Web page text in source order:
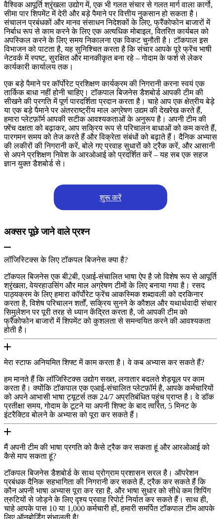
वैश्विक आपूर्ति श्रृंखला उद्योग में, एक भी गलत संचार से गलत मार्ग वाला कार्गो,
सीमा पार शिपमेंट में देरी और बड़े पैमाने पर वित्तीय नुकसान हो सकता है।
संचालन प्रबंधकों और मानव संसाधन निदेशकों के लिए, फ्रैंकोफोन बाजारों में
निर्बाध रूप से काम करने के लिए एक अत्यधिक मोबाइल, वितरित कार्यबल को
अपस्किल करने के लिए समय निकालना एक विकट चुनौती है। टॉकपाल इस
विभाजन को पाटता है, यह सुनिश्चित करता है कि संचार आपके पूरे फ्रेंच भाषी
नेटवर्क में स्पष्ट, सुरक्षित और मानकीकृत बना रहे – गोदाम के फर्श से लेकर
कार्यकारी कार्यालय तक।
एक बड़े पैमाने पर कॉर्पोरेट प्रशिक्षण कार्यक्रम की निगरानी करना स्वयं एक
तार्किक बाधा नहीं होनी चाहिए। टॉकपाल बिजनेस डैशबोर्ड आपकी टीम की
सीखने की प्रगति में पूर्ण पारदर्शिता प्रदान करता है। चाहे आप एक क्षेत्रीय बेड़े
या एक बड़े पैमाने पर अंतरराष्ट्रीय माल अग्रेषण उद्यम की देखरेख करते हैं,
हमारा प्लेटफ़ॉर्म आपकी सटीक आवश्यकताओं के अनुरूप है। अपनी टीम की
फ़्रेंच दक्षता को बढ़ाकर, आप सक्रिय रूप से परिचालन बाधाओं को कम करते हैं,
पारगमन समय को तेज करते हैं और विक्रेता संबंधों को बढ़ाते हैं। दैनिक अभ्यास
की लकीरों की निगरानी करें, बोले गए प्रवाह सुधारों को ट्रैक करें, और आसानी
से अपने प्रशिक्षण निवेश के आरओआई को प्रदर्शित करें – यह सब एक सहज
ज्ञान युक्त डैशबोर्ड से।
शुरू करें
अक्सर पूछे जाने वाले प्रश्न
लॉजिस्टिक्स के लिए टॉकपल बिजनेस क्या है?
टॉकपल बिजनेस एक बी2बी, एआई-संचालित भाषा ऐप है जो विशेष रूप से आपूर्ति
श्रृंखला, वेयरहाउसिंग और माल अग्रेषण टीमों के लिए बनाया गया है। रसद
पाठ्यक्रम के लिए हमारा कॉर्पोरेट फ्रेंच आकस्मिक शब्दावली को दरकिनार
करता है, विशेष परिचालन शर्तों, सक्रिय सुनने के कौशल और यथार्थवादी संचार
सिमुलेशन पर पूरी तरह से ध्यान केंद्रित करता है, जो आपकी टीम को
फ्रैंकोफोन बाजारों में शिपमेंट को कुशलता से समन्वयित करने की आवश्यकता
होती है।
मेरा स्टाफ अनियमित शिफ्ट में काम करता है। वे कब अभ्यास कर सकते हैं?
हम मानते हैं कि लॉजिस्टिक्स उद्योग सख्त, लगातार बदलते शेड्यूल पर काम
करता है। क्योंकि टॉकपाल एक एआई-संचालित प्लेटफ़ॉर्म है, आपके कर्मचारियों
को अपने आभासी भाषा ट्यूटर्स तक 24/7 अप्रतिबंधित पहुंच प्राप्त है। वे डॉक
प्रतीक्षा समय, गोदाम के टूटने या अपनी शिफ्ट के बाद त्वरित, 5 मिनट के
इंटरैक्टिव बोलने के अभ्यास को पूरा कर सकते हैं।
मैं अपनी टीम की भाषा प्रगति को कैसे ट्रैक कर सकता हूं और आरओआई को
कैसे माप सकता हूं?
टॉकपल बिजनेस डैशबोर्ड के साथ प्रोग्राम प्रशासन सरल है। ऑपरेशन
प्रबंधक दैनिक सहभागिता की निगरानी कर सकते हैं, ट्रैक कर सकते हैं कि
कौन अपनी भाषा अभ्यास पूरा कर रहा है, और भाषा सुधार को सीधे कम शिपिंग
त्रुटियों से जोड़ने के लिए दृश्य प्रवाह रिपोर्ट निर्यात कर सकते हैं। साथ ही,
चाहे आपके पास 10 या 1,000 कर्मचारी हों, हमारी समर्पित टॉकपाल टीम आपके
लिए ऑनबोर्डिंग संभालती है!